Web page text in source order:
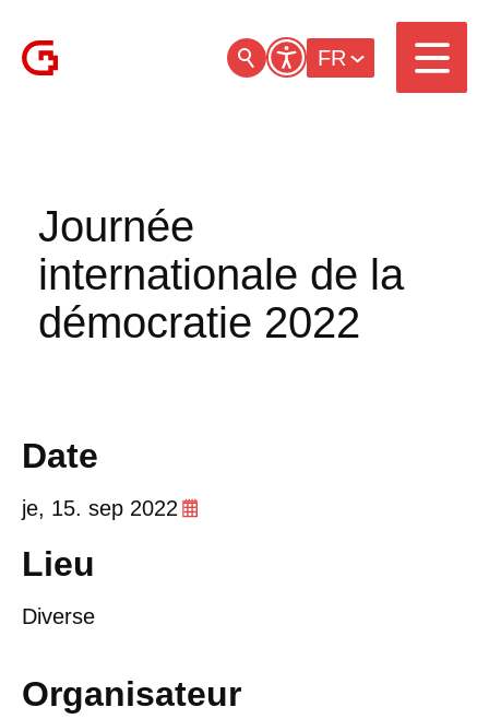
FR
Journée
internationale de la
démocratie 2022
Date
je, 15. sep 2022
Lieu
Diverse
Organisateur